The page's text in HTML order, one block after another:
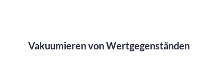
Vakuumieren von Wertgegenständen